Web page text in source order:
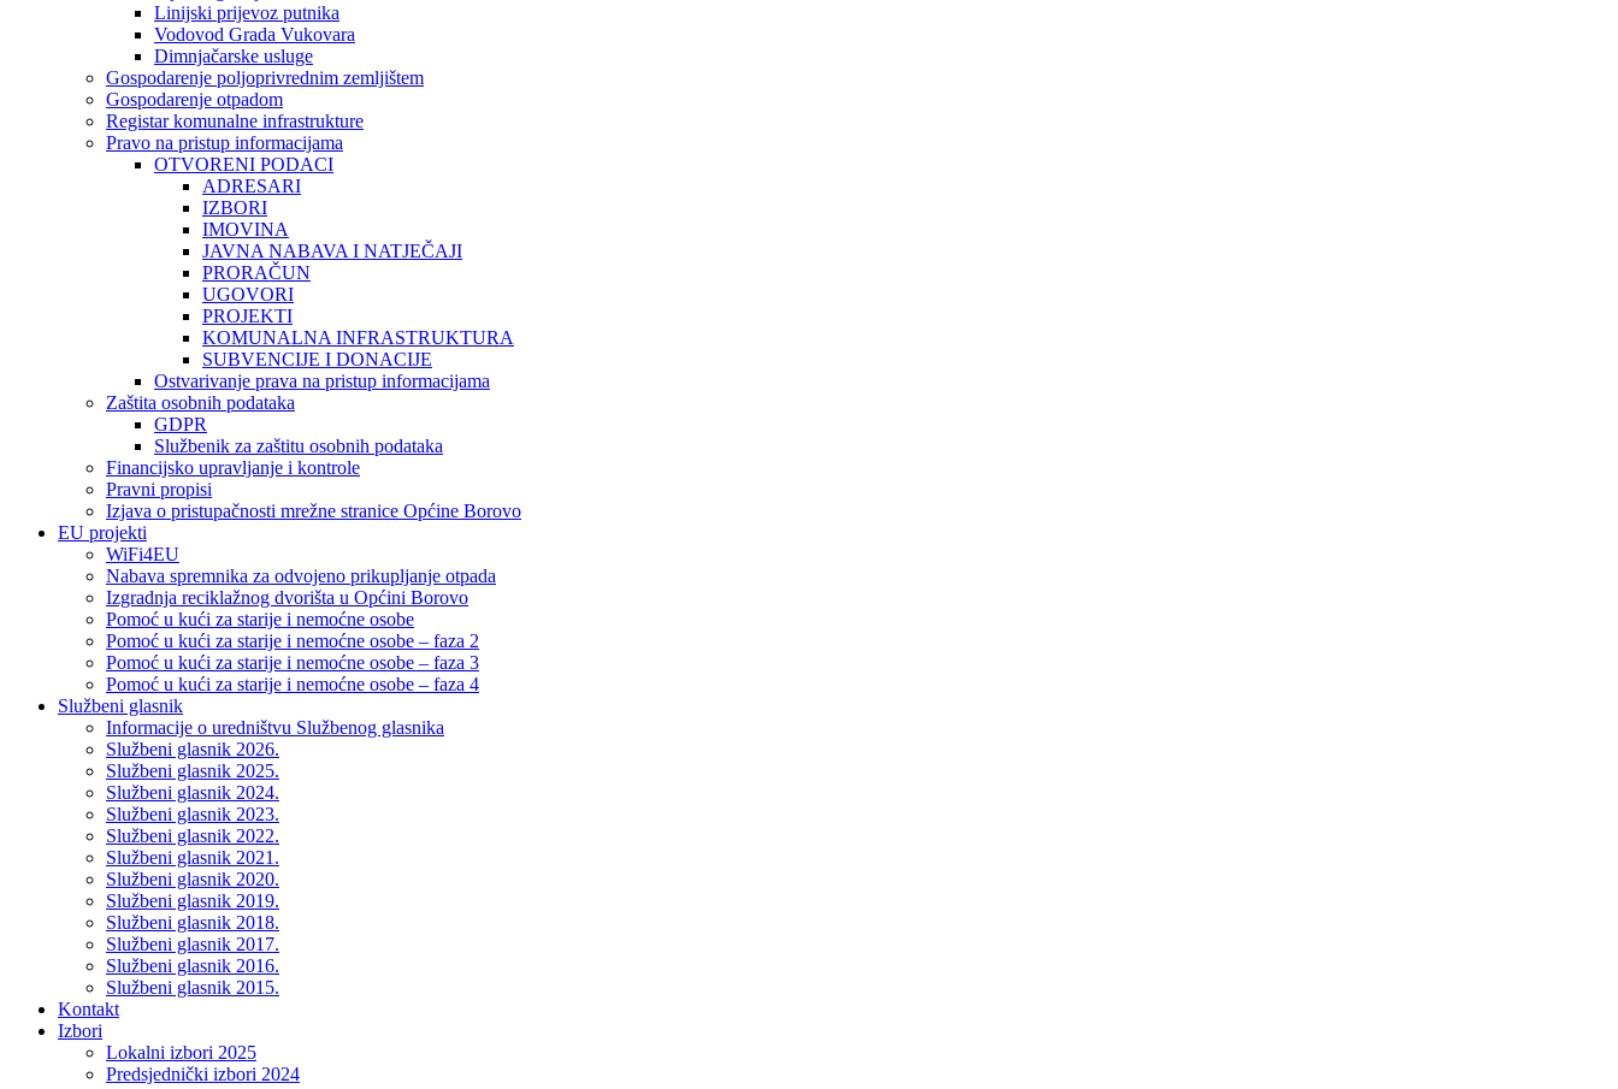
Linijski prijevoz putnika
Vodovod Grada Vukovara
Dimnjačarske usluge
Gospodarenje poljoprivrednim zemljištem
Gospodarenje otpadom
Registar komunalne infrastrukture
Pravo na pristup informacijama
OTVORENI PODACI
ADRESARI
IZBORI
IMOVINA
JAVNA NABAVA I NATJEČAJI
PRORAČUN
UGOVORI
PROJEKTI
KOMUNALNA INFRASTRUKTURA
SUBVENCIJE I DONACIJE
Ostvarivanje prava na pristup informacijama
Zaštita osobnih podataka
GDPR
Službenik za zaštitu osobnih podataka
Financijsko upravljanje i kontrole
Pravni propisi
Izjava o pristupačnosti mrežne stranice Općine Borovo
EU projekti
WiFi4EU
Nabava spremnika za odvojeno prikupljanje otpada
Izgradnja reciklažnog dvorišta u Općini Borovo
Pomoć u kući za starije i nemoćne osobe
Pomoć u kući za starije i nemoćne osobe – faza 2
Pomoć u kući za starije i nemoćne osobe – faza 3
Pomoć u kući za starije i nemoćne osobe – faza 4
Službeni glasnik
Informacije o uredništvu Službenog glasnika
Službeni glasnik 2026.
Službeni glasnik 2025.
Službeni glasnik 2024.
Službeni glasnik 2023.
Službeni glasnik 2022.
Službeni glasnik 2021.
Službeni glasnik 2020.
Službeni glasnik 2019.
Službeni glasnik 2018.
Službeni glasnik 2017.
Službeni glasnik 2016.
Službeni glasnik 2015.
Kontakt
Izbori
Lokalni izbori 2025
Predsjednički izbori 2024